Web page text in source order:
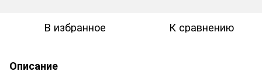
В избранное К сравнению
Описание